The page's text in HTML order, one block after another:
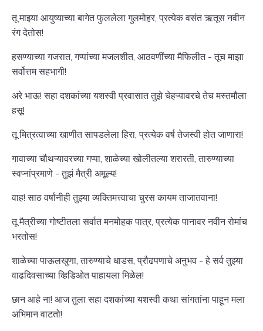
तू माझ्या आयुष्याच्या बागेत फुललेला गुलमोहर, प्रत्येक वसंत ऋतूस नवीन
रंग देतोस!
हसण्याच्या गजरात, गप्पांच्या मजलशीत, आठवणींच्या मैफिलीत - तूच माझा
सर्वोत्तम सहभागी!
अरे भाऊ! सहा दशकांच्या यशस्वी प्रवासात तुझे चेहऱ्यावरचे तेच मस्तमौला
हसू!
तू मित्रत्वाच्या खाणीत सापडलेला हिरा, प्रत्येक वर्ष तेजस्वी होत जाणारा!
गावाच्या चौथऱ्यावरच्या गप्पा, शाळेच्या खोलीतल्या शरारती, तारुण्याच्या
स्वप्नांप्रमाणे - तुझं मैत्री अमूल्य!
वाह! साठ वर्षांनीही तुझ्या व्यक्तिमत्त्वाचा चुरस कायम ताजातवाना!
तू मैत्रीच्या गोष्टीतला सर्वात मनमोहक पात्र, प्रत्येक पानावर नवीन रोमांच
भरतोस!
शाळेच्या पाऊलखुणा, तारुण्याचे धाडस, प्रौढपणाचे अनुभव - हे सर्व तुझ्या
वाढदिवसाच्या व्हिडिओत पाहायला मिळेल!
छान आहे ना! आज तुला सहा दशकांच्या यशस्वी कथा सांगतांना पाहून मला
अभिमान वाटतो!